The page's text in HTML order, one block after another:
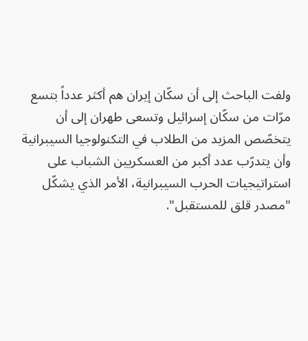
ولفت الباحث إلى أن سكّان إيران هم أكثر عدداً بتسع
مرّات من سكّان إسرائيل وتسعى طهران إلى أن
يتخصّص المزيد من الطلاب في التكنولوجيا السيبرانية
وأن يتدرّب عدد أكبر من العسكريين الشباب على
استراتيجيات الحرب السيبرانية، الأمر الذي يشكّل
"مصدر قلق للمستقبل".